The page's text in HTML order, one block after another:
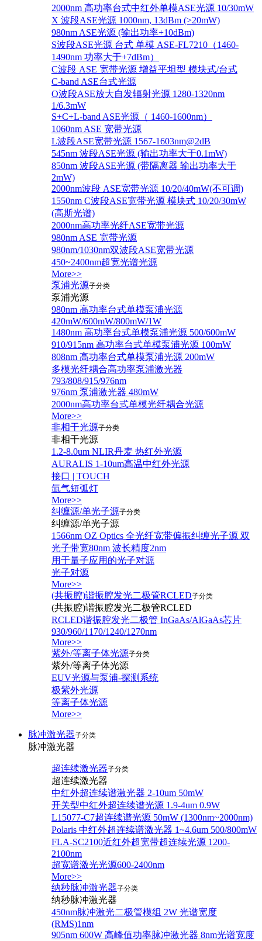
2000nm 高功率台式中红外单模ASE光源 10/30mW
X 波段ASE光源 1000nm, 13dBm (>20mW)
980nm ASE光源 (输出功率+10dBm)
S波段ASE光源 台式 单模 ASE-FL7210（1460-
1490nm 功率大于+7dBm）
C波段 ASE 宽带光源 增益平坦型 模块式/台式
C-band ASE台式光源
O波段ASE放大自发辐射光源 1280-1320nm
1/6.3mW
S+C+L-band ASE光源（ 1460-1600nm）
1060nm ASE 宽带光源
L波段ASE宽带光源 1567-1603nm@2dB
545nm 波段ASE光源 (输出功率大于0.1mW)
850nm 波段ASE光源 (带隔离器 输出功率大于
2mW)
2000nm波段 ASE宽带光源 10/20/40mW(不可调)
1550nm C波段ASE宽带光源 模块式 10/20/30mW
(高斯光谱)
2000nm高功率光纤ASE宽带光源
980nm ASE 宽带光源
980nm/1030nm双波段ASE宽带光源
450~2400nm超宽光谱光源
More>>
泵浦光源子分类
泵浦光源
980nm 高功率台式单模泵浦光源
420mW/600mW/800mW/1W
1480nm 高功率台式单模泵浦光源 500/600mW
910/915nm 高功率台式单模泵浦光源 100mW
808nm 高功率台式单模泵浦光源 200mW
多模光纤耦合高功率泵浦激光器
793/808/915/976nm
976nm 泵浦激光器 480mW
2000nm高功率台式单模光纤耦合光源
More>>
非相干光源子分类
非相干光源
1.2-8.0um NLIR丹麦 热红外光源
AURALIS 1-10um高温中红外光源
接口 | TOUCH
氙气短弧灯
More>>
纠缠源/单光子源子分类
纠缠源/单光子源
1566nm OZ Optics 全光纤宽带偏振纠缠光子源 双
光子带宽80nm 波长精度2nm
用于量子应用的光子对源
光子对源
More>>
(共振腔)谐振腔发光二极管RCLED子分类
(共振腔)谐振腔发光二极管RCLED
RCLED谐振腔发光二极管 InGaAs/AlGaAs芯片
930/960/1170/1240/1270nm
More>>
紫外/等离子体光源子分类
紫外/等离子体光源
EUV光源与泵浦-探测系统
极紫外光源
等离子体光源
More>>
脉冲激光器子分类
脉冲激光器
超连续激光器子分类
超连续激光器
中红外超连续谱激光器 2-10um 50mW
开关型中红外超连续谱光源 1.9-4um 0.9W
L15077-C7超连续谱光源 50mW (1300nm~2000nm)
Polaris 中红外超连续谱激光器 1~4.6um 500/800mW
FLA-SC2100近红外超宽带超连续光源 1200-
2100nm
超宽谱激光光源600-2400nm
More>>
纳秒脉冲激光器子分类
纳秒脉冲激光器
450nm脉冲激光二极管模组 2W 光谱宽度
(RMS)1nm
905nm 600W 高峰值功率脉冲激光器 8nm光谱宽度